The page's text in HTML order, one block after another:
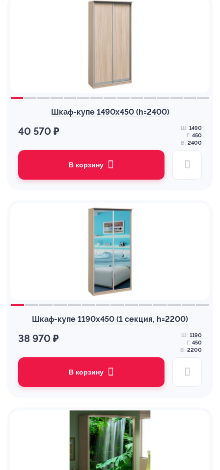
Шкаф-купе 1490х450 (h=2400)
40 570 ₽ Ш: 1490
Г: 450
В: 2400
В корзину
Шкаф-купе 1190х450 (1 секция, h=2200)
38 970 ₽ Ш: 1190
Г: 450
В: 2200
В корзину